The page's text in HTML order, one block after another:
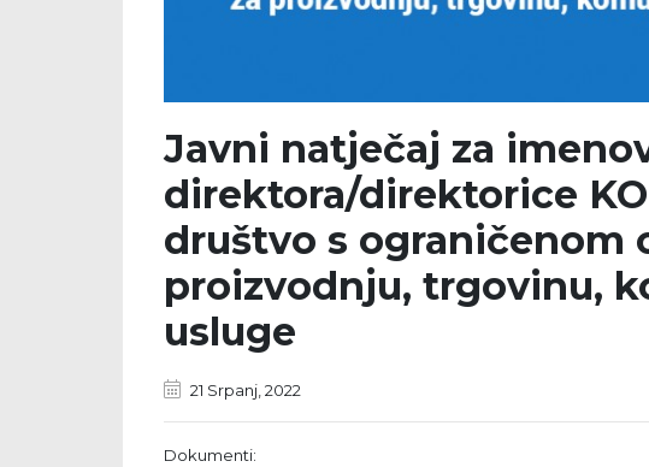
Javni natječaj za
direktora/direktorice
društvo s ograničenom
proizvodnju, trgovinu,
usluge
21 Srpanj, 2022
Dokumenti: